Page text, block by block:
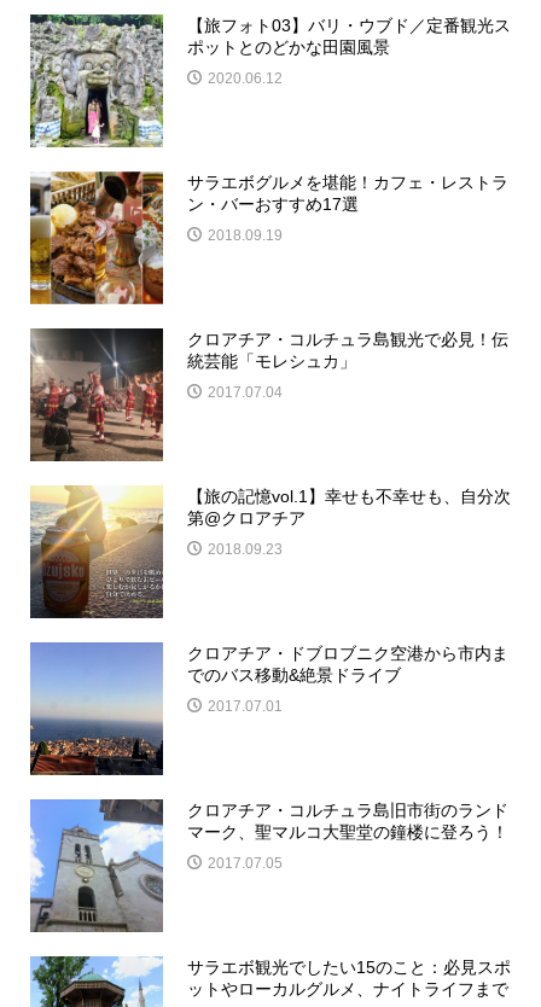
【旅フォト03】バリ・ウブド／定番観光ス
ポットとのどかな田園風景
2020.06.12
サラエボグルメを堪能！カフェ・レストラ
ン・バーおすすめ17選
2018.09.19
クロアチア・コルチュラ島観光で必見！伝
統芸能「モレシュカ」
2017.07.04
【旅の記憶vol.1】幸せも不幸せも、自分次
第@クロアチア
2018.09.23
クロアチア・ドブロブニク空港から市内ま
でのバス移動&絶景ドライブ
2017.07.01
クロアチア・コルチュラ島旧市街のランド
マーク、聖マルコ大聖堂の鐘楼に登ろう！
2017.07.05
サラエボ観光でしたい15のこと：必見スポ
ットやローカルグルメ、ナイトライフまで